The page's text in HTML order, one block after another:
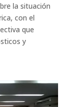
la situación
con el
que
y